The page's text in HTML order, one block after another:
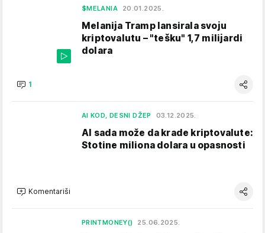
$MELANIA 20.01.2025.
Melanija Tramp lansirala svoju
kriptovalutu – "tešku" 1,7 milijardi
dolara
1
AI KOD, DESNI DŽEP 03.12.2025.
AI sada može da krade kriptovalute:
Stotine miliona dolara u opasnosti
Komentariši
PRINTMONEY() 25.06.2025.